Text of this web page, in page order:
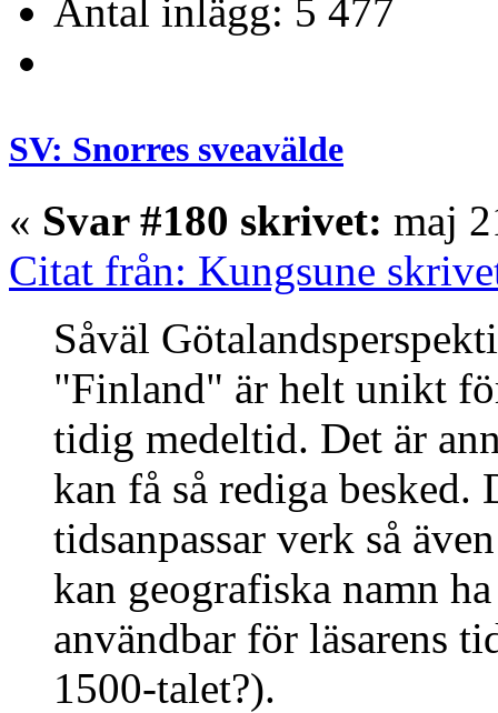
Antal inlägg: 5 477
SV: Snorres sveavälde
« Svar #180 skrivet: maj
Citat från: Kungsune
Såväl
"Finland" är helt unikt
tidig medeltid. Det är
kan få så rediga
tidsanpassar verk så
kan geografiska namn
användbar för läsarens
1500-talet?).